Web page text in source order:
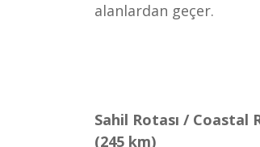
alanlardan geçer.
Sahil Rotası / Coastal
(245 km)